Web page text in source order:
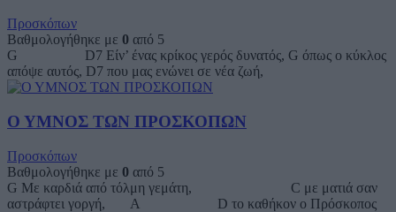
Προσκόπων
Βαθμολογήθηκε με 0 από 5
G D7 Είν’ ένας κρίκος γερός δυνατός, G όπως ο κύκλος
απόψε αυτός, D7 που μας ενώνει σε νέα ζωή,
Ο ΥΜΝΟΣ ΤΩΝ ΠΡΟΣΚΟΠΩΝ
Προσκόπων
Βαθμολογήθηκε με 0 από 5
G Με καρδιά από τόλμη γεμάτη, C με ματιά σαν
αστράφτει γοργή, A D το καθήκον ο Πρόσκοπος